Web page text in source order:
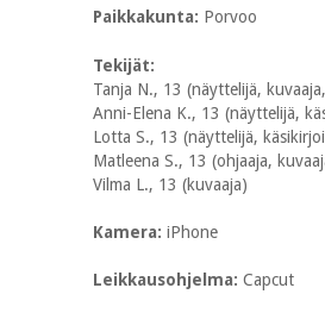
Paikkakunta: Porvoo
Tekijät:
Tanja N., 13 (näyttelijä,
Anni-Elena K., 13 (näyttelijä,
Lotta S., 13 (näyttelijä,
Matleena S., 13 (ohjaaja,
Vilma L., 13 (kuvaaja)
Kamera: iPhone
Leikkausohjelma: Capcut